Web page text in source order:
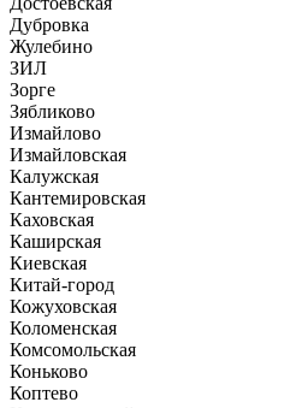
Дубровка
Жулебино
ЗИЛ
Зорге
Зябликово
Измайлово
Измайловская
Калужская
Кантемировская
Каховская
Каширская
Киевская
Китай-город
Кожуховская
Коломенская
Комсомольская
Коньково
Коптево